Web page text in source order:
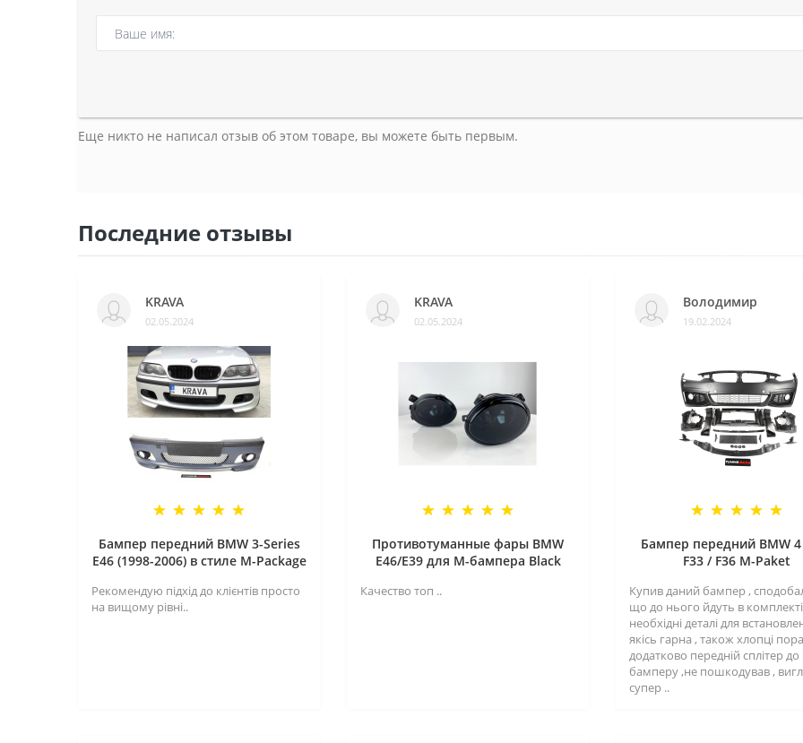
Еще никто не написал отзыв об этом товаре, вы можете быть первым.
Последние отзывы
KRAVA
02.05.2024
Бампер передний BMW 3-Series
E46 (1998-2006) в стиле M-Package
Рекомендую підхід до клієнтів просто
на вищому рівні..
KRAVA
02.05.2024
Противотуманные фары BMW
E46/E39 для M-бампера Black
Качество топ ..
Володимир
19.02.2024
Бампер передний BMW 4
F33 / F36 M-Paket
Купив даний бампер ,
що до нього йдуть в комплекті
необхідні деталі для
якісь гарна , також хлопці
додатково передній сплітер
бамперу ,не пошкодував ,
супер ..